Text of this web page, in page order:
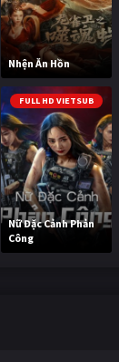
Nhện Ăn Hồn
FULL HD VIETSUB
Nữ Đặc Cảnh Phản
Công